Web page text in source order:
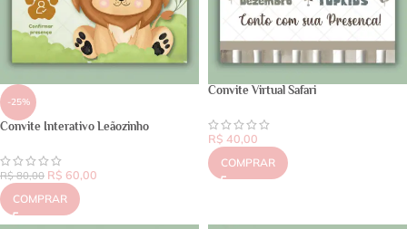
-25%
Convite Interativo Leãozinho
R$80,00 R$ 60,00
COMPRAR
Convite Virtual Safari
R$ 40,00
COMPRAR